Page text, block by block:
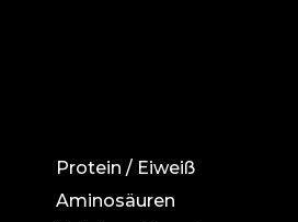
Protein / Eiweiß
Aminosäuren